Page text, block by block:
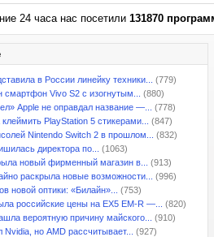
24 часа нас посетили 131870
в России линейку техники...
(779)
смартфон Vivo S2 с изогнутым...
(880)
Apple не оправдал название —...
(778)
PlayStation 5 стикерами...
(847)
Nintendo Switch 2 в прошлом...
(832)
директора по...
(1063)
новый фирменный магазин в...
(913)
раскрыла новые возможности...
(996)
новой оптики: «Билайн»...
(753)
российские цены на EX5 EM-R —...
(820)
вероятную причину майского...
(910)
но AMD рассчитывает...
(927)